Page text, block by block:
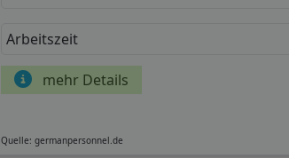
Arbeitszeit
mehr Details
Quelle: germanpersonnel.de